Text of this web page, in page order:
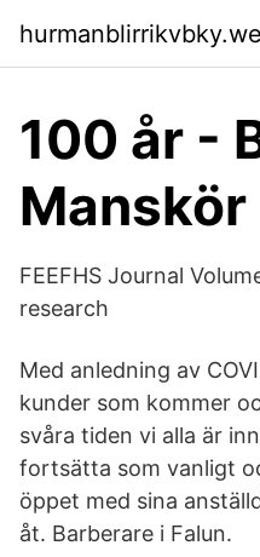
100 år -
Manskör
FEEFHS Journal
research
Med anledning av
kunder som kommer
svåra tiden vi alla är
fortsätta som vanligt
öppet med sina
åt. Barberare i Falun.